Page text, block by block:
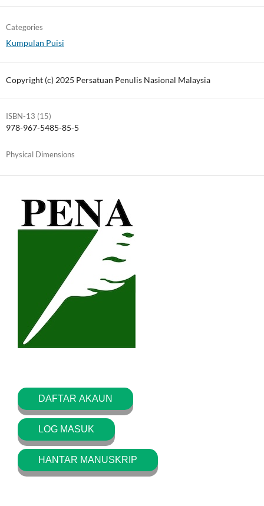
Categories
Kumpulan Puisi
Copyright (c) 2025 Persatuan Penulis Nasional Malaysia
ISBN-13 (15)
978-967-5485-85-5
Physical Dimensions
DAFTAR AKAUN
LOG MASUK
HANTAR MANUSKRIP